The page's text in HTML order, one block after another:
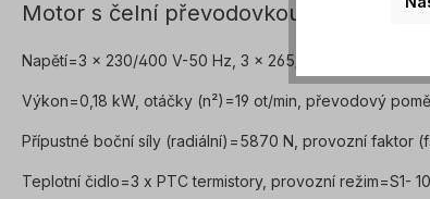
Motor s čelní převodovkou z
Napětí=3 x 230/400 V-50 Hz, 3 x 265/460 V-60 Hz (±
Výkon=0,18 kW, otáčky (n²)=19 ot/min, převodový
Přípustné boční síly (radiální)=5870 N, provozní faktor
Teplotní čidlo=3 x PTC termistory, provozní režim=S1-